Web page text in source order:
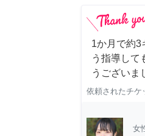
1か月で約3
う指導して
うございま
依頼されたチケ
女